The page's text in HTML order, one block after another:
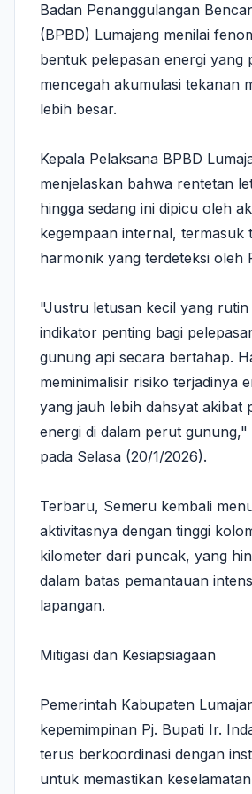
Badan Penanggulangan
(BPBD) Lumajang menilai
bentuk pelepasan energi yang
mencegah akumulasi tekanan
lebih besar.
​Kepala Pelaksana BPBD
menjelaskan bahwa rentetan
hingga sedang ini dipicu oleh
kegempaan internal, termasuk
harmonik yang terdeteksi oleh
​"Justru letusan kecil yang rutin
indikator penting bagi
gunung api secara bertahap.
meminimalisir risiko terjadinya
yang jauh lebih dahsyat akibat
energi di dalam perut
pada Selasa (20/1/2026).
​Terbaru, Semeru kembali
aktivitasnya dengan tinggi
kilometer dari puncak, yang
dalam batas pemantauan
lapangan.
​Mitigasi dan Kesiapsiagaan
​Pemerintah Kabupaten
kepemimpinan Pj. Bupati Ir.
terus berkoordinasi dengan
untuk memastikan